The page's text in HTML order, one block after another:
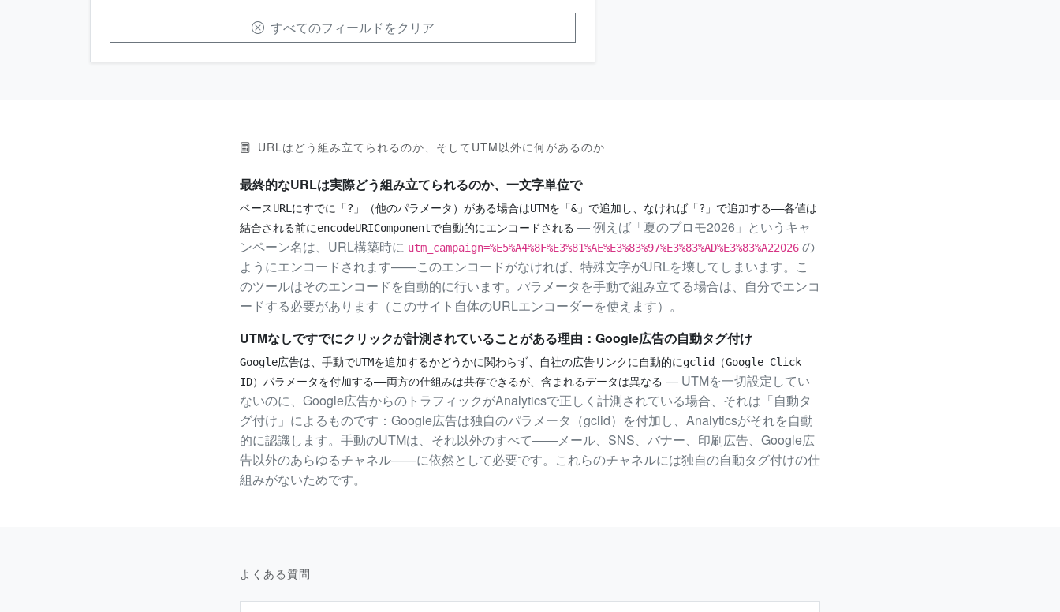
すべてのフィールドをクリア
URLはどう組み立てられるのか、そしてUTM以外に何があるのか
最終的なURLは実際どう組み立てられるのか、一文字単位で
ベースURLにすでに「?」（他のパラメータ）がある場合はUTMを「&」で追加し、なければ「?」で追加する——各値は
結合される前にencodeURIComponentで自動的にエンコードされる — 例えば「夏のプロモ2026」というキャ
ンペーン名は、URL構築時に utm_campaign=%E5%A4%8F%E3%81%AE%E3%83%97%E3%83%AD%E3%83%A22026 の
ようにエンコードされます——このエンコードがなければ、特殊文字がURLを壊してしまいます。こ
のツールはそのエンコードを自動的に行います。パラメータを手動で組み立てる場合は、自分でエンコ
ードする必要があります（このサイト自体のURLエンコーダーを使えます）。
UTMなしですでにクリックが計測されていることがある理由：Google広告の自動タグ付け
Google広告は、手動でUTMを追加するかどうかに関わらず、自社の広告リンクに自動的にgclid（Google Click
ID）パラメータを付加する——両方の仕組みは共存できるが、含まれるデータは異なる — UTMを一切設定してい
ないのに、Google広告からのトラフィックがAnalyticsで正しく計測されている場合、それは「自動タ
グ付け」によるものです：Google広告は独自のパラメータ（gclid）を付加し、Analyticsがそれを自動
的に認識します。手動のUTMは、それ以外のすべて——メール、SNS、バナー、印刷広告、Google広
告以外のあらゆるチャネル——に依然として必要です。これらのチャネルには独自の自動タグ付けの仕
組みがないためです。
よくある質問